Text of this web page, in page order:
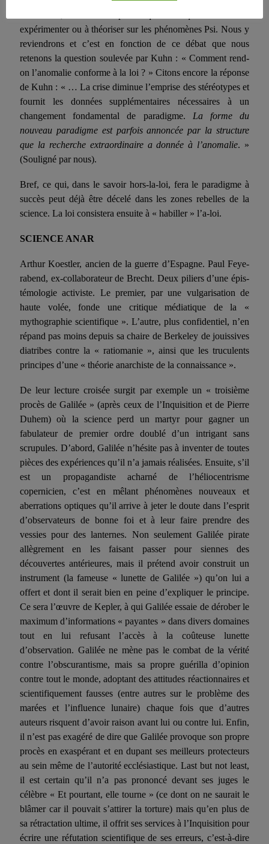
expérimenter ou à théoriser sur les phénomènes Psi. Nous y
reviendrons et c’est en fonction de ce débat que nous
retenons la question soulevée par Kuhn : « Comment rend-
on l’anomalie conforme à la loi ? » Citons encore la réponse
de Kuhn : « … La crise diminue l’emprise des stéréotypes et
fournit les données supplémentaires nécessaires à un
changement fondamental de paradigme. La forme du
nouveau paradigme est parfois annon­cée par la structure
que la recherche extraordinaire a donnée à l’anomalie. »
(Souligné par nous).
Bref, ce qui, dans le savoir hors-la-loi, fera le paradigme à
suc­cès peut déjà être décelé dans les zones rebelles de la
science. La loi consistera ensuite à « habiller » l’a-loi.
SCIENCE ANAR
Arthur Koestler, ancien de la guerre d’Espagne. Paul Feye­
rabend, ex-collaborateur de Brecht. Deux piliers d’une épis­
témologie activiste. Le premier, par une vulgarisation de
haute volée, fonde une critique médiatique de la «
mythographie scientifique ». L’autre, plus confidentiel, n’en
répand pas moins depuis sa chaire de Berkeley de jouissives
diatribes contre la « ratiomanie », ainsi que les truculents
principes d’une « théorie anarchiste de la connais­sance ».
De leur lecture croisée surgit par exemple un « troisième
pro­cès de Galilée » (après ceux de l’Inquisition et de Pierre
Duhem) où la science perd un martyr pour gagner un
fabulateur de pre­mier ordre doublé d’un intrigant sans
scrupules. D’abord, Gali­lée n’hésite pas à inventer de toutes
pièces des expériences qu’il n’a jamais réalisées. Ensuite, s’il
est un propagandiste acharné de l’héliocentrisme
copernicien, c’est en mêlant phénomènes nouveaux et
aberrations optiques qu’il arrive à jeter le doute dans l’esprit
d’observateurs de bonne foi et à leur faire prendre des
vessies pour des lanternes. Non seulement Galilée pirate
allègrement en les fai­sant passer pour siennes des
découvertes antérieures, mais il pré­tend avoir construit un
instrument (la fameuse « lunette de Gali­lée ») qu’on lui a
offert et dont il serait bien en peine d’expliquer le principe.
Ce seral’œuvre de Kepler, à qui Galilée essaie de déro­ber le
maximum d’informations « payantes » dans divers domaines
tout en lui refusant l’accès à la coûteuse lunette
d’observation. Gali­lée ne mène pas le combat de la vérité
contre l’obscurantisme, mais sa propre guérilla d’opinion
contre tout le monde, adoptant des atti­tudes réactionnaires et
scientifiquement fausses (entre autres sur le problème des
marées et l’influence lunaire) chaque fois que d’autres
auteurs risquent d’avoir raison avant lui ou contre lui. Enfin,
il n’est pas exagéré de dire que Galilée provoque son pro­pre
procès en exaspérant et en dupant ses meilleurs protecteurs
au sein même de l’autorité ecclésiastique. Last but not least,
il est certain qu’il n’a pas prononcé devant ses juges le
célèbre « Et pour­tant, elle tourne » (ce dont on ne saurait le
blâmer car il pouvait s’attirer la torture) mais qu’en plus de
sa rétractation ultime, il offrit ses services à l’Inquisition pour
écrire une réfutation scientifique de ses erreurs, c’est-à-dire